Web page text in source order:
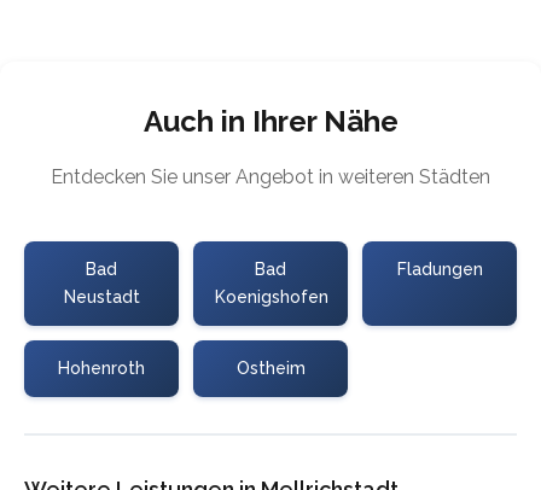
Auch in Ihrer Nähe
Entdecken Sie unser Angebot in weiteren Städten
Bad
Neustadt
Bad
Koenigshofen
Fladungen
Hohenroth Ostheim